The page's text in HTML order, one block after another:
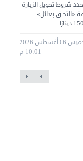
شروط تحويل الزيارة
«التحاق بعائل»..
الخميس 06 أغسطس 2026
10:01 م